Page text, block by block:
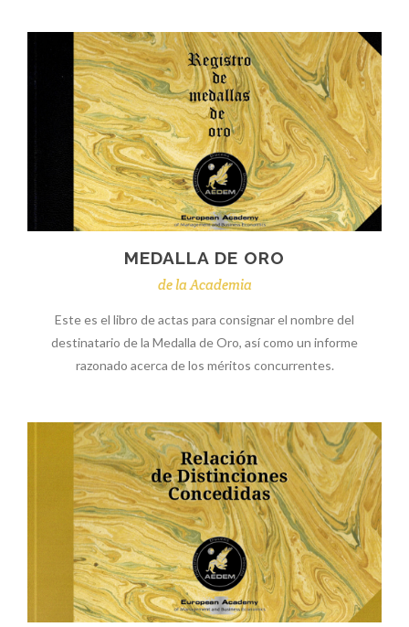
MEDALLA DE ORO
de la Academia
Este es el libro de actas para consignar el nombre del
destinatario de la Medalla de Oro, así como un informe
razonado acerca de los méritos concurrentes.